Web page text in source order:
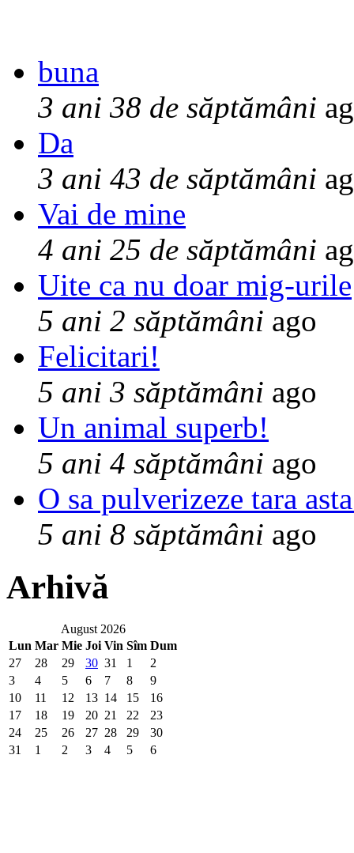
buna
3 ani 38 de săptămâni
Da
3 ani 43 de săptămâni
Vai de mine
4 ani 25 de săptămâni
Uite ca nu doar mig-urile
5 ani 2 săptămâni ago
Felicitari!
5 ani 3 săptămâni ago
Un animal superb!
5 ani 4 săptămâni ago
O sa pulverizeze tara
5 ani 8 săptămâni ago
Arhivă
August 2026
Lun Mar Mie Joi Vin Sîm Dum
27
28 29 30 31 1
2
3
4 5 6 7 8
9
10
11 12 13 14 15
16
17
18 19 20 21 22
23
24
25 26 27 28 29
30
31
1 2 3 4 5 6